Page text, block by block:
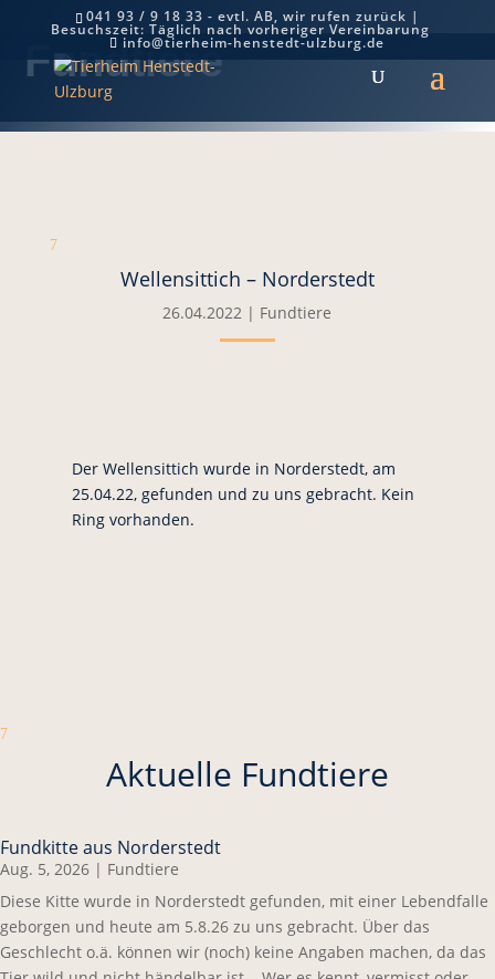
041 93 / 9 18 33 - evtl. AB, wir rufen zurück |
Besuchszeit: Täglich nach vorheriger Vereinbarung
info@tierheim-henstedt-ulzburg.de
Fundtiere
7
Wellensittich – Norderstedt
26.04.2022 | Fundtiere
Der Wellensittich wurde in Norderstedt, am
25.04.22, gefunden und zu uns gebracht. Kein
Ring vorhanden.
7
Aktuelle Fundtiere
Fundkitte aus Norderstedt
Aug. 5, 2026 | Fundtiere
Diese Kitte wurde in Norderstedt gefunden, mit einer Lebendfalle
geborgen und heute am 5.8.26 zu uns gebracht. Über das
Geschlecht o.ä. können wir (noch) keine Angaben machen, da das